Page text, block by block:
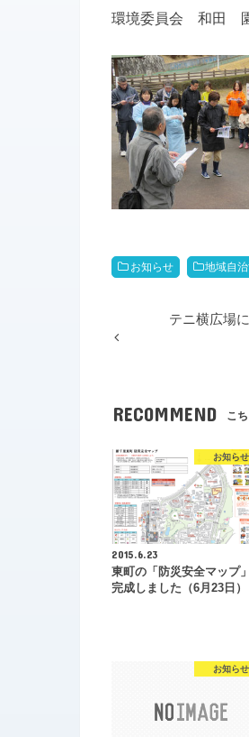
環境委員会 和田
お知らせ 地域自
テニ横広場
RECOMMEND こ
お知らせ
2015.6.23
東町の「防災安全マップ
完成しました（6月23日）
お知らせ